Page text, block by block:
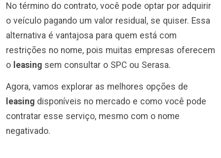
No término do contrato, você pode optar por adquirir
o veículo pagando um valor residual, se quiser. Essa
alternativa é vantajosa para quem está com
restrições no nome, pois muitas empresas oferecem
o leasing sem consultar o SPC ou Serasa.
Agora, vamos explorar as melhores opções de
leasing disponíveis no mercado e como você pode
contratar esse serviço, mesmo com o nome
negativado.